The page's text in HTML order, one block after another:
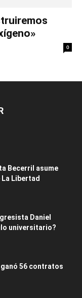
0
Becerril asume
Libertad
Daniel
universitario?
56 contratos